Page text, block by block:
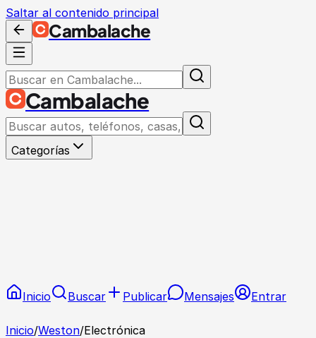
Saltar al contenido principal
Cambalache
Cambalache
Categorías
Inicio Buscar Publicar Mensajes Entrar
Inicio/Weston/Electrónica